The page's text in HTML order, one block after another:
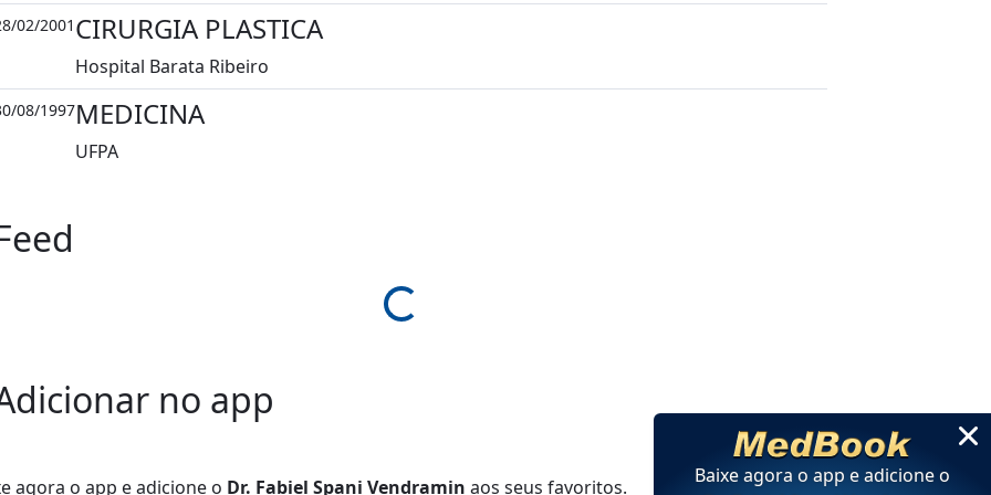
02/2001 CIRURGIA PLASTICA
Hospital Barata Ribeiro
08/1997MEDICINA
UFPA
Loading...
no app
agora o app e adicione o Dr. Fabiel Spani Vendramin aos seus favoritos. Baixe agora o app e adicioneo